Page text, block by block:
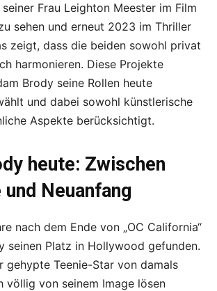
Frau Leighton Meester im Film
sehen und erneut 2023 im Thriller
zeigt, dass die beiden sowohl privat
harmonieren. Diese Projekte
Brody seine Rollen heute
und dabei sowohl künstlerische
Aspekte berücksichtigt.
heute: Zwischen
Neuanfang
nach dem Ende von „OC California“
seinen Platz in Hollywood gefunden.
gehypte Teenie-Star von damals
völlig von seinem Image lösen